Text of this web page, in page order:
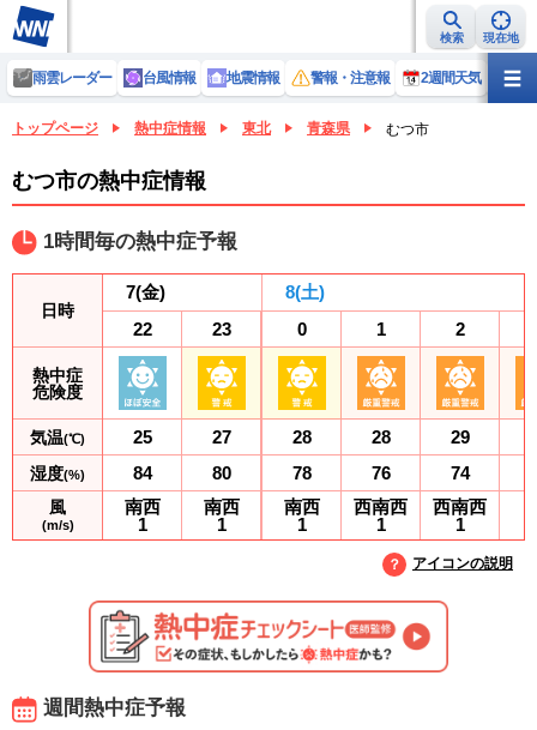
検索 現在地
雨雲レーダー 台風情報 地震情報 警報・注意報 2週間天気 ラ
トップページ 熱中症情報 東北 青森県 むつ市
むつ市の熱中症情報
1時間毎の熱中症予報
日時
熱中症
危険度
気温(℃)
湿度(%)
風
(m/s)
7(金)
22
25
84
南西
1
23
27
80
南西
1
8(土)
0
28
78
南西
1
1
28
76
西南西
1
2
29
74
西南西
1
アイコンの説明
週間熱中症予報